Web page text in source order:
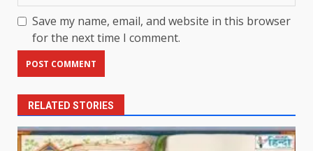
Save my name, email, and website in this browser
for the next time I comment.
RELATED STORIES